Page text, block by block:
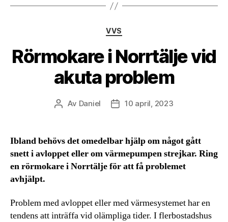
Kategorier
VVS
Rörmokare i Norrtälje vid
akuta problem
Inläggsförfattare
Av Daniel Inläggsdatum
10 april, 2023
Ibland behövs det omedelbar hjälp om något gått
snett i avloppet eller om värmepumpen strejkar. Ring
en rörmokare i Norrtälje för att få problemet
avhjälpt.
Problem med avloppet eller med värmesystemet har en
tendens att inträffa vid olämpliga tider. I flerbostadshus